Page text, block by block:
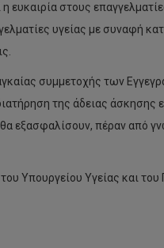
η ευκαιρία στους
υγείας με συναφή
συμμετοχής των
της άδειας άσκησης
εξασφαλίσουν, πέραν από
Υπουργείου Υγείας και